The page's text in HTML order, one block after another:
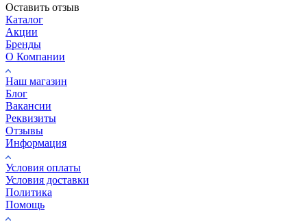
Оставить отзыв
Каталог
Акции
Бренды
О Компании
Наш магазин
Блог
Вакансии
Реквизиты
Отзывы
Информация
Условия оплаты
Условия доставки
Политика
Помощь